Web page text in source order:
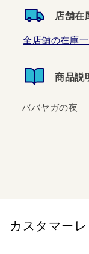
店舗在
全店舗の在庫
商品説
ババヤガの夜
カスタマー